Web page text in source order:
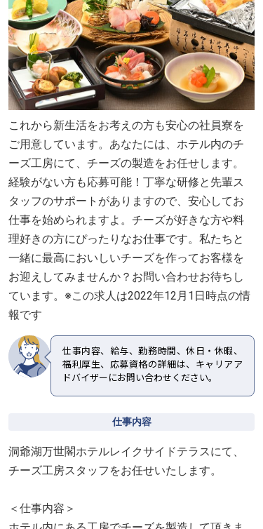
これから新生活をお考えの方も安心の社員寮を
ご用意しています。あなたには、ホテル内のチ
ーズ工房にて、チーズの製造をお任せします。
経験がない方も応募可能！丁寧な研修と先輩ス
タッフのサポートがありますので、安心してお
仕事を始められますよ。チーズが好きな方や料
理好きの方にぴったりなお仕事です。私たちと
一緒に最高においしいチーズを作ってお客様を
お迎えしてみませんか？お問い合わせお待ちし
ています。※この求人は2022年12月1日時点の情
報です
仕事内容、給与、勤務時間、休日・休暇、
福利厚生、応募資格の詳細は、キャリアア
ドバイザーにお問い合わせください。
仕事内容
洞爺湖万世閣ホテルレイクサイドテラスにて、
チーズ工房スタッフをお任せいたします。
＜仕事内容＞